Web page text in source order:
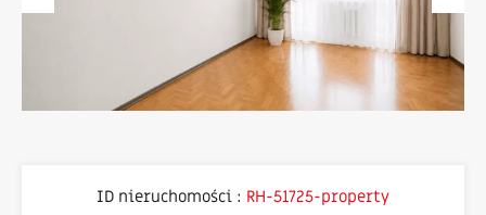
ID nieruchomości : RH-51725-property